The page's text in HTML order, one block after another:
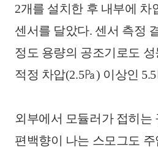
2개를 설치한 후 내부에 차
센서를 달았다. 센서 측정
정도 용량의 공조기로도
적정 차압(2.5㎩) 이상인
외부에서 모듈러가 접히는
편백향이 나는 스모그도 주